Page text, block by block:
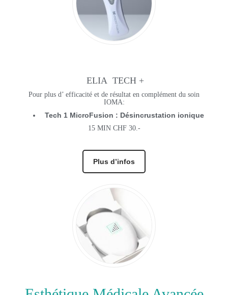
ELIA TECH +
Pour plus d’ efficacité et de résultat en complément du soin
IOMA:
Tech 1 MicroFusion : Désincrustation ionique
15 MIN CHF 30.-
Plus d’infos